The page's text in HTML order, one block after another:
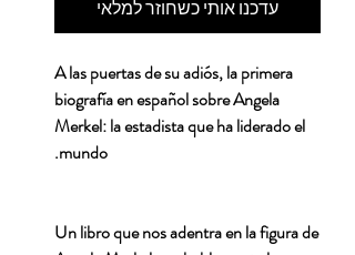
עדכנו אותי כשחוזר למלאי
A las puertas de su adiós, la primera
biografía en español sobre Angela
Merkel: la estadista que ha liderado el
mundo.
Un libro que nos adentra en la figura de